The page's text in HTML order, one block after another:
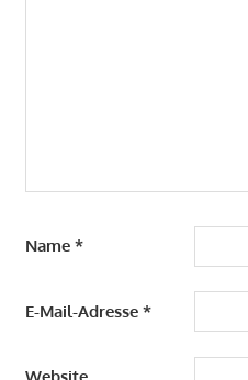
Name *
E-Mail-Adresse *